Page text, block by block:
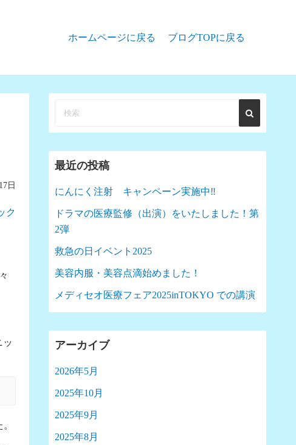
ホームページに戻る ブログTOPに戻る
日
ク
ッ
最近の投稿
にんにく注射 キャンペーン実施中‼︎
ドラマの医療監修（出演）をいたしました！第
2弾
救急の日イベント2025
美容内服・美容点滴始めました！
メディセオ医療フェア2025inTOKYO での講演
アーカイブ
2026年5月
2025年10月
2025年9月
2025年8月